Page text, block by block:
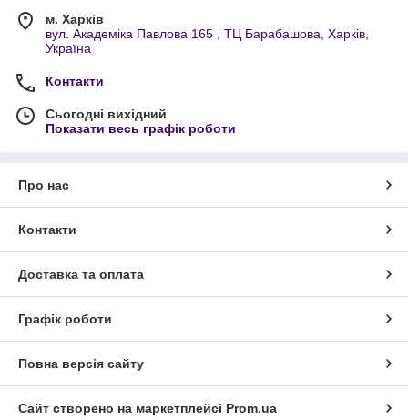
м. Харків
вул. Академіка Павлова 165 , ТЦ Барабашова, Харків,
Україна
Контакти
Сьогодні вихідний
Показати весь графік роботи
Про нас
Контакти
Доставка та оплата
Графік роботи
Повна версія сайту
Сайт створено на маркетплейсі Prom.ua